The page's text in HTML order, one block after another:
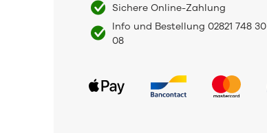
Sichere Online-Zahlung
Info und Bestellung 02821 748 30
08